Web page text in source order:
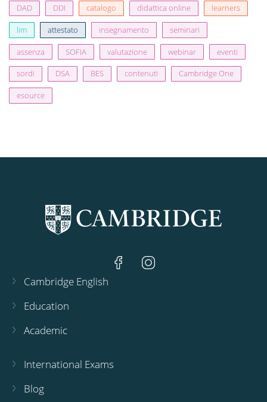
DAD DDI catalogo didattica online learners
lim attestato insegnamento seminari
assenza SOFIA valutazione webinar eventi
sordi DSA BES contenuti Cambridge One
esource
Cambridge English
Education
Academic
International Exams
Blog